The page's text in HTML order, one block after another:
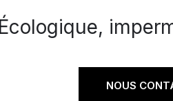
Écologique,
NOUS